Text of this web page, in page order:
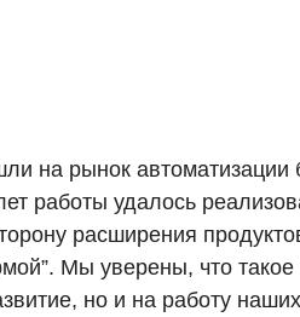
на рынок автоматизации
работы удалось
расширения
Мы уверены, что такое
но и на работу